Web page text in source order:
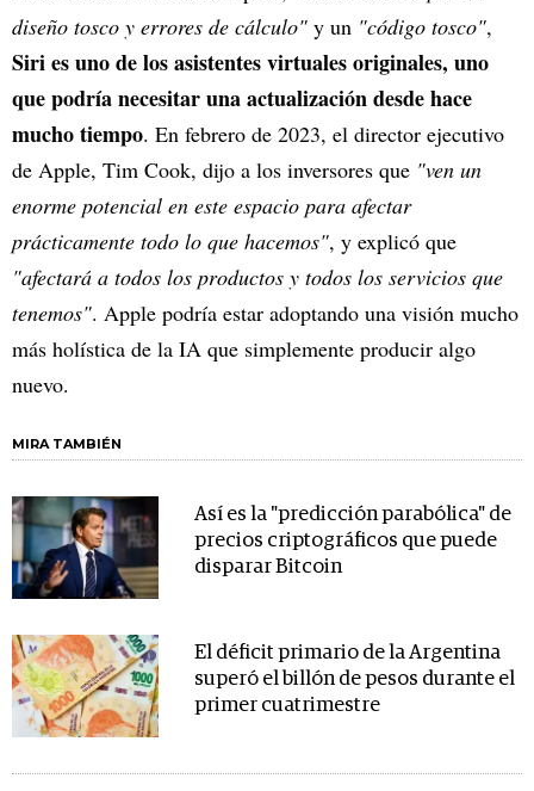
diseño tosco y errores de cálculo" y un "código tosco",
Siri es uno de los asistentes virtuales originales, uno
que podría necesitar una actualización desde hace
mucho tiempo. En febrero de 2023, el director ejecutivo
de Apple, Tim Cook, dijo a los inversores que "ven un
enorme potencial en este espacio para afectar
prácticamente todo lo que hacemos", y explicó que
"afectará a todos los productos y todos los servicios que
tenemos". Apple podría estar adoptando una visión mucho
más holística de la IA que simplemente producir algo
nuevo.
MIRA TAMBIÉN
Así es la "predicción parabólica" de
precios criptográficos que puede
disparar Bitcoin
El déficit primario de la Argentina
superó el billón de pesos durante el
primer cuatrimestre